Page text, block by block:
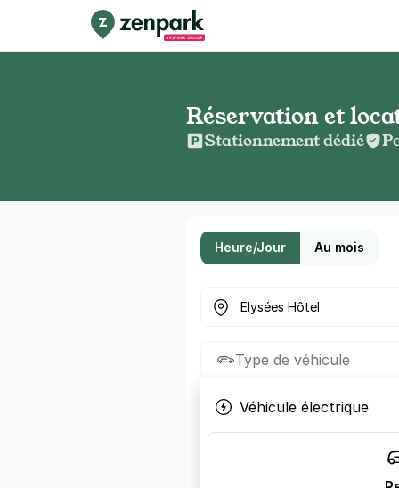
Réservation et
Stationnement dédié
Heure/Jour Au mois
Où cherchez-vous un parking
Type de véhicule
Véhicule électrique